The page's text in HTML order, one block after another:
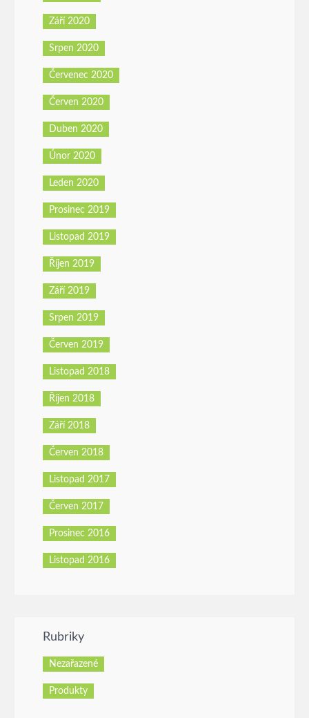
Září 2020
Srpen 2020
Červenec 2020
Červen 2020
Duben 2020
Únor 2020
Leden 2020
Prosinec 2019
Listopad 2019
Říjen 2019
Září 2019
Srpen 2019
Červen 2019
Listopad 2018
Říjen 2018
Září 2018
Červen 2018
Listopad 2017
Červen 2017
Prosinec 2016
Listopad 2016
Rubriky
Nezařazené
Produkty